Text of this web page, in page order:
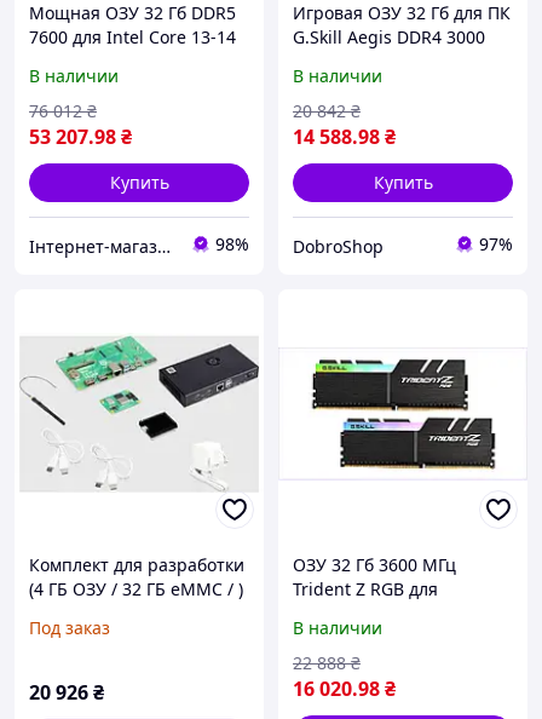
Мощная ОЗУ 32 Гб DDR5
7600 для Intel Core 13-14
В наличии
53 207.98₴
76 012 ₴
Купить
Інтернет-магазин NeonLemon 98%
Игровая ОЗУ 32 Гб для ПК
G.Skill Aegis DDR4 3000
В наличии
14 588.98₴
20 842 ₴
Купить
DobroShop 97%
Комплект для разработки
(4 ГБ ОЗУ / 32 ГБ eMMC / )
радиатор, блок питания,
Под заказ
20 926₴
ОЗУ 32 Гб 3600 МГц
Trident Z RGB для
16560MP34
В наличии
16 020.98₴
22 888 ₴